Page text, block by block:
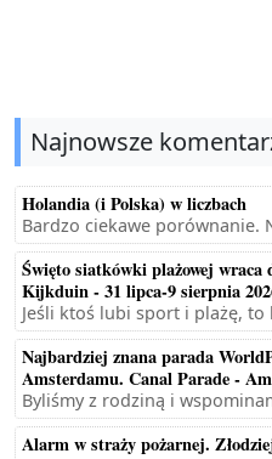
Najnowsze
Holandia (i Polska) w liczbach
Bardzo ciekawe porównanie.
Święto siatkówki plażowej
Kijkduin - 31 lipca-9 sierpnia
Jeśli ktoś lubi sport i plażę, to
Najbardziej znana parada
Amsterdamu. Canal Parade -
Byliśmy z rodziną i
Alarm w straży pożarnej.